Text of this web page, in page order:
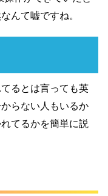
んて嘘ですね。
るとは言っても英
らない人もいるか
てるかを簡単に説